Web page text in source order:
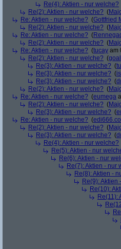
Re(4): Aktien - nur welche?
Re(2): Aktien - nur welche? (
Re: Aktien - nur welche? (Gottfried
Re(2): Aktien - nur welche? (
Re: Aktien - nur welche? (
Re(2): Aktien - nur welche? (
Re: Aktien - nur welche? (tucay am
Re(2): Aktien - nur welche? (
Re(3): Aktien - nur welche? (
Re(3): Aktien - nur welche? (
Re(3): Aktien - nur welche? (
Re(2): Aktien - nur welche? (
Re: Aktien - nur welche? (eumega
Re(2): Aktien - nur welche? (
Re(3): Aktien - nur welche? (
Re: Aktien - nur welche? (
Re(2): Aktien - nur welche? (
Re(3): Aktien - nur welche? (
Re(4): Aktien - nur welche?
Re(5): Aktien - nur
Re(6): Aktien - nur
Re(7): Aktien - nur
Re(8): Aktien -
Re(9): Aktien
Re(10):
Re(11):